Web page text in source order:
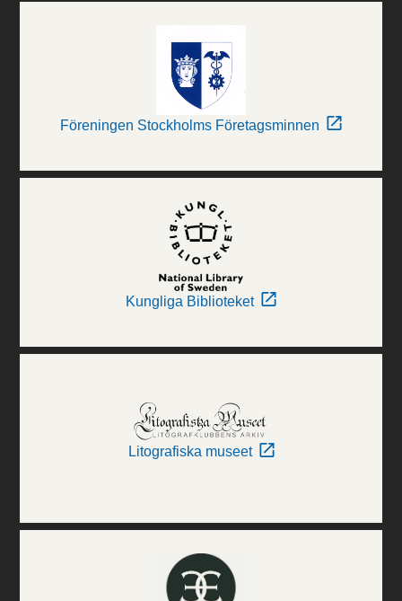
Föreningen Stockholms Företagsminnen
Kungliga Biblioteket
Litografiska museet